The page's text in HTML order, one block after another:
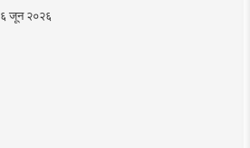
जून २०२६